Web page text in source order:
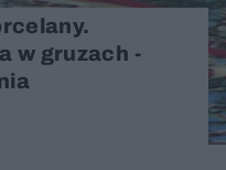
w gruzach -